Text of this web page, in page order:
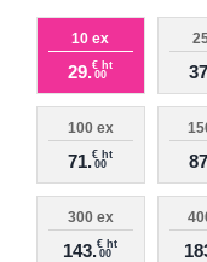
10 ex
29.€ ht
00
100 ex
71.€ ht
00
300 ex
143.€ ht
00